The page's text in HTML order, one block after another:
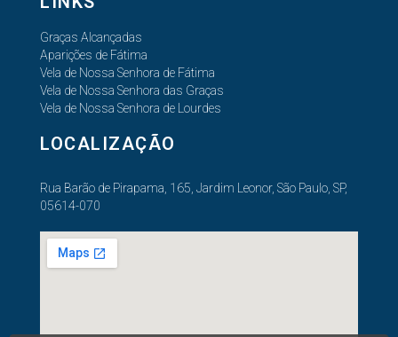
Graças Alcançadas
Aparições de Fátima
Vela de Nossa Senhora de Fátima
Vela de Nossa Senhora das Graças
Vela de Nossa Senhora de Lourdes
LOCALIZAÇÃO
Rua Barão de Pirapama, 165, Jardim Leonor, São Paulo, SP,
05614-070